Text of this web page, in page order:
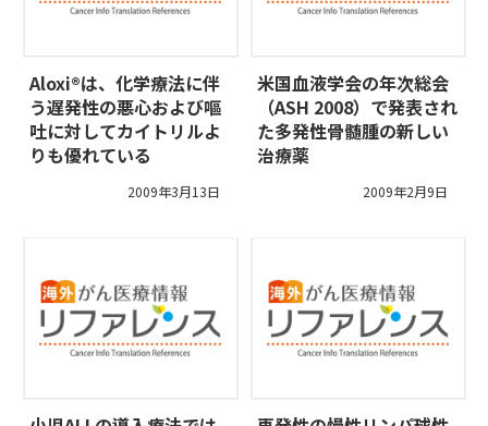
Aloxi®は、化学療法に伴
う遅発性の悪心および嘔
吐に対してカイトリルよ
りも優れている
2009年3月13日
米国血液学会の年次総会
（ASH 2008）で発表され
た多発性骨髄腫の新しい
治療薬
2009年2月9日